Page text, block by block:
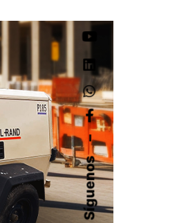
Síguenos
–